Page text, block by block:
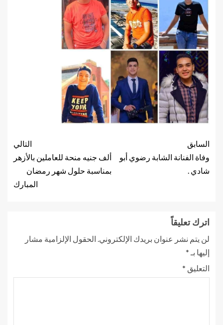
السابق
وفاة الفنانة الشابة رضوي أبو
شادي .
التالي
ألف جنيه منحة للعاملين بالأزهر
بمناسبة حلول شهر رمضان
المبارك
اترك تعليقاً
لن يتم نشر عنوان بريدك الإلكتروني. الحقول الإلزامية مشار
إليها بـ *
التعليق *